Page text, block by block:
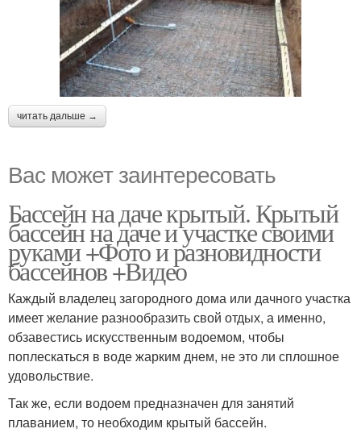
читать дальше →
Вас может заинтересовать
Бассейн на даче крытый. Крытый
бассейн на даче и участке своими
руками +Фото и разновидности
бассейнов +Видео
Каждый владелец загородного дома или дачного участка
имеет желание разнообразить свой отдых, а именно,
обзавестись искусственным водоемом, чтобы
поплескаться в воде жарким днем, не это ли сплошное
удовольствие.
Так же, если водоем предназначен для занятий
плаванием, то необходим крытый бассейн.